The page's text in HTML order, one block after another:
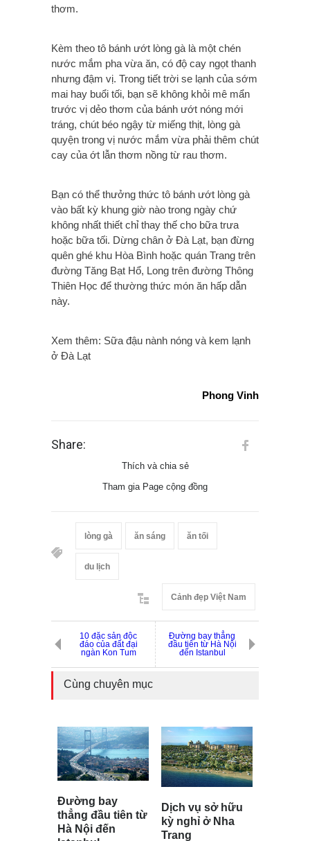
thơm.
Kèm theo tô bánh ướt lòng gà là một chén
nước mắm pha vừa ăn, có độ cay ngọt thanh
nhưng đậm vị. Trong tiết trời se lạnh của sớm
mai hay buổi tối, bạn sẽ không khỏi mê mẩn
trước vị dẻo thơm của bánh ướt nóng mới
tráng, chút béo ngậy từ miếng thịt, lòng gà
quyện trong vị nước mắm vừa phải thêm chút
cay của ớt lẫn thơm nồng từ rau thơm.
Bạn có thể thưởng thức tô bánh ướt lòng gà
vào bất kỳ khung giờ nào trong ngày chứ
không nhất thiết chỉ thay thế cho bữa trưa
hoặc bữa tối. Dừng chân ở Đà Lạt, bạn đừng
quên ghé khu Hòa Bình hoặc quán Trang trên
đường Tăng Bạt Hổ, Long trên đường Thông
Thiên Học để thường thức món ăn hấp dẫn
này.
Xem thêm: Sữa đậu nành nóng và kem lạnh
ở Đà Lạt
Phong Vinh
Share:
Thích và chia sẻ
Tham gia Page cộng đồng
lòng gà ăn sáng ăn tối
du lịch
Cảnh đẹp Việt Nam
10 đặc sản độc
đáo của đất đại
ngàn Kon Tum
Đường bay thẳng
đầu tiên từ Hà Nội
đến Istanbul
Cùng chuyên mục
Đường bay
thẳng đầu tiên từ
Hà Nội đến
Dịch vụ sở hữu
kỳ nghỉ ở Nha
Trang